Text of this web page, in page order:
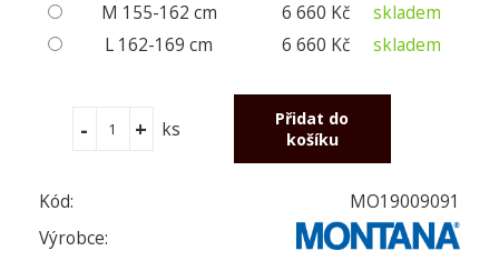
M 155-162 cm
6 660 Kč
skladem
L 162-169 cm
6 660 Kč skladem
ks
Kód:
MO19009091
Výrobce: